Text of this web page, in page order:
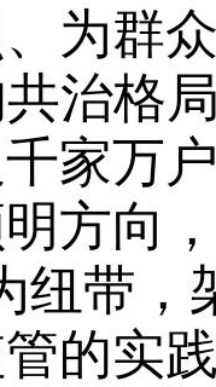
为群
治格
家万
向，
纽带，
的实